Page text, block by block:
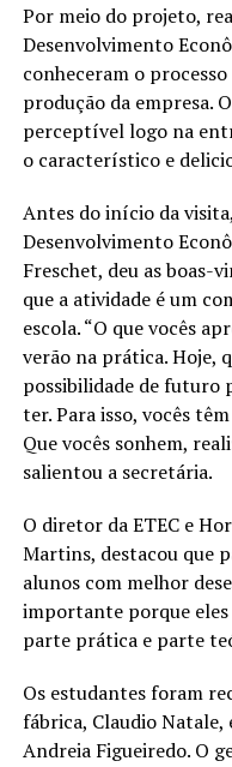
Por meio do projeto,
Desenvolvimento
conheceram o
produção da empresa.
perceptível logo na
o característico e
Antes do início da
Desenvolvimento
Freschet, deu as boas-
que a atividade é um
escola. “O que vocês
verão na prática. Hoje,
possibilidade de futuro
ter. Para isso, vocês
Que vocês sonhem,
salientou a secretária.
O diretor da ETEC e
Martins, destacou que
alunos com melhor
importante porque eles
parte prática e parte
Os estudantes foram
fábrica, Claudio Natale,
Andreia Figueiredo. O